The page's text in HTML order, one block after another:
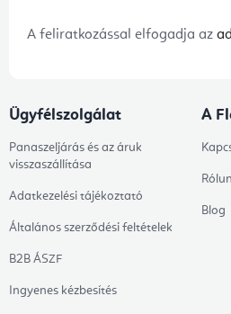
A feliratkozással elfogadja az
Ügyfélszolgálat
Panaszeljárás és az áruk
visszaszállítása
Adatkezelési tájékoztató
Általános szerződési feltételek
B2B ÁSZF
Ingyenes kézbesítés
A
Blog